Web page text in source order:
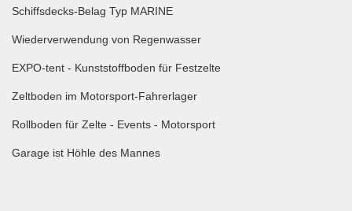
Schiffsdecks-Belag Typ MARINE
Wiederverwendung von Regenwasser
EXPO-tent - Kunststoffboden für Festzelte
Zeltboden im Motorsport-Fahrerlager
Rollboden für Zelte - Events - Motorsport
Garage ist Höhle des Mannes